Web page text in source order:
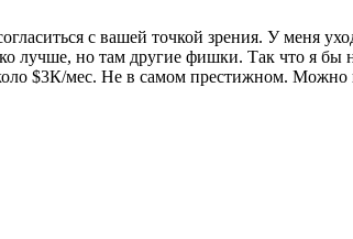
с вашей точкой зрения. У меня
лучше, но там другие фишки. Так что я
$3К/мес. Не в самом престижном.